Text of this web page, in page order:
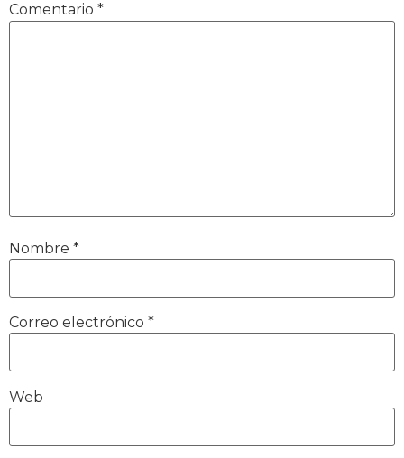
Comentario *
Nombre *
Correo electrónico *
Web